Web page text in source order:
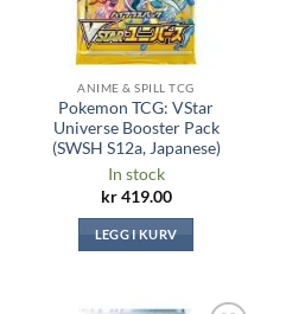
ANIME & SPILL TCG
Pokemon TCG: VStar
Universe Booster Pack
(SWSH S12a, Japanese)
In stock
kr419.00
LEGG I KURV